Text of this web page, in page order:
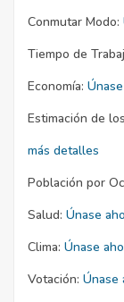
Conmutar Modo:
Tiempo de
Economía:
Estimación de
más detalles
Población por
Salud: Únase
Clima: Únase
Votación: Únase